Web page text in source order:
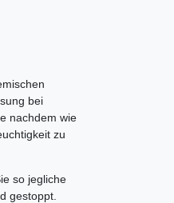
bei
nachdem wie
zu
so jegliche
gestoppt.